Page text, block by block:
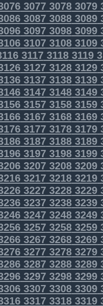
307730783079
308730883089
309730983099
310731083109
311731183119
312731283129
313731383139
314731483149
315731583159
316731683169
317731783179
318731883189
319731983199
320732083209
321732183219
322732283229
323732383239
324732483249
325732583259
326732683269
327732783279
328732883289
329732983299
330733083309
331733183319